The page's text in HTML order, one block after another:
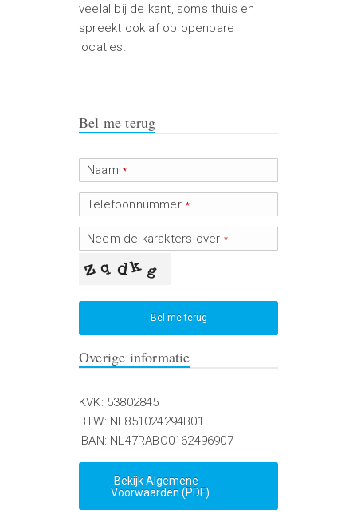
veelal bij de kant, soms thuis en
spreekt ook af op openbare
locaties.
Bel me terug
Naam *
Telefoonnummer *
Neem de karakters over *
Bel me terug
Overige informatie
KVK: 53802845
BTW: NL851024294B01
IBAN: NL47RABO0162496907
Bekijk Algemene
Voorwaarden (PDF)